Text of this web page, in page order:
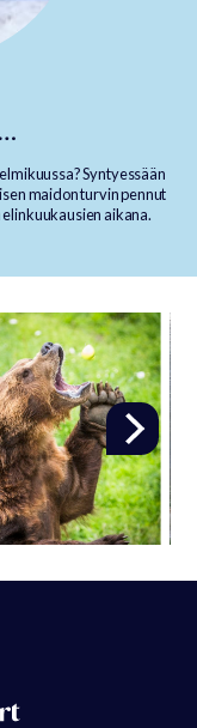
Syntyessään
maidon turvin pennut
aikana.